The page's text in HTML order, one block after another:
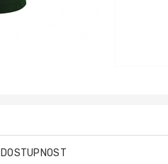
DOSTUPNOST